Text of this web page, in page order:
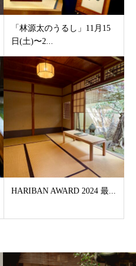
「林源太のうるし」11月15
日(土)〜2...
HARIBAN AWARD 2024 最...